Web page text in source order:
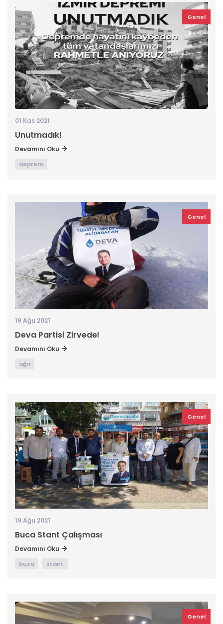
Genel
01 Kas 2021
Unutmadık!
Devamını Oku
deprem
Genel
19 Ağu 2021
Deva Partisi Zirvede!
Devamını Oku
ağrı
Genel
19 Ağu 2021
Buca Stant Çalışması
Devamını Oku
buca stant
Genel